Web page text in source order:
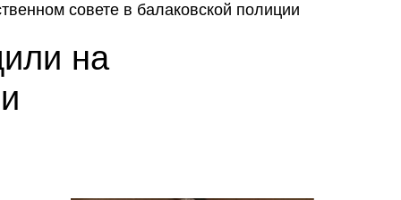
совете в балаковской полиции
на